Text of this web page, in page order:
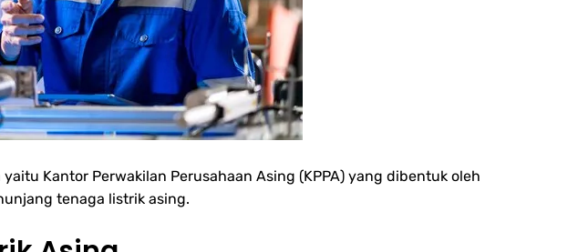
Kantor Perwakilan Perusahaan Asing (KPPA) yang dibentuk oleh
tenaga listrik asing.